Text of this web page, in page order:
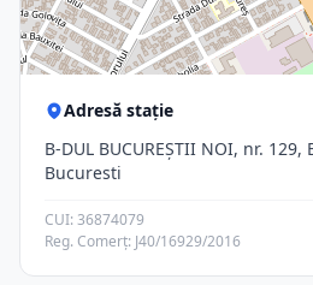
Adresă stație
B-DUL BUCUREŞTII NOI, nr.
Bucuresti
CUI: 36874079
Reg. Comerț: J40/16929/2016